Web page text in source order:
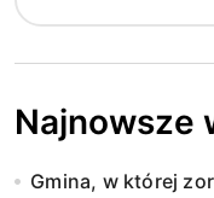
j
a
w
p
Najnowsze
Gmina, w której